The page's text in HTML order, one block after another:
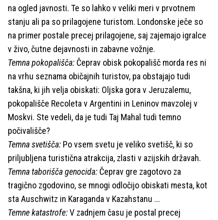
na ogled javnosti. Te so lahko v veliki meri v prvotnem
stanju ali pa so prilagojene turistom. Londonske ječe so
na primer postale precej prilagojene, saj zajemajo igralce
v živo, čutne dejavnosti in zabavne vožnje.
Temna pokopališča: Čeprav obisk pokopališč morda res ni
na vrhu seznama običajnih turistov, pa obstajajo tudi
takšna, ki jih velja obiskati: Oljska gora v Jeruzalemu,
pokopališče Recoleta v Argentini in Leninov mavzolej v
Moskvi. Ste vedeli, da je tudi Taj Mahal tudi temno
počivališče?
Temna svetišča: Po vsem svetu je veliko svetišč, ki so
priljubljena turistična atrakcija, zlasti v azijskih državah.
Temna taborišča genocida: Čeprav gre zagotovo za
tragično zgodovino, se mnogi odločijo obiskati mesta, kot
sta Auschwitz in Karaganda v Kazahstanu ...
Temne katastrofe:V zadnjem času je postal precej